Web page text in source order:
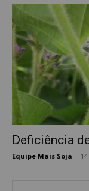
Deficiência
Equipe Mais Soja